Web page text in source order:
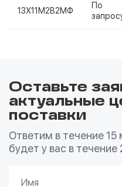
13Х11М2В2МФ
По
Оставьте
актуальные
поставки
Ответим в течение
будет у вас в течение